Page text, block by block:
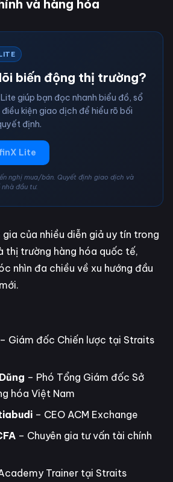
và hàng hóa
biến động thị trường?
giúp bạn đọc nhanh biểu đồ, sổ
kiện giao dịch để hiểu rõ bối
định.
Lite
nghị mua/bán. Quyết định giao dịch và
đầu tư.
của nhiều diễn giả uy tín trong
thị trường hàng hóa quốc tế,
nhìn đa chiều về xu hướng đầu
– Giám đốc Chiến lược tại Straits
– Phó Tổng Giám đốc Sở
hóa Việt Nam
– CEO ACM Exchange
– Chuyên gia tư vấn tài chính
Trainer tại Straits